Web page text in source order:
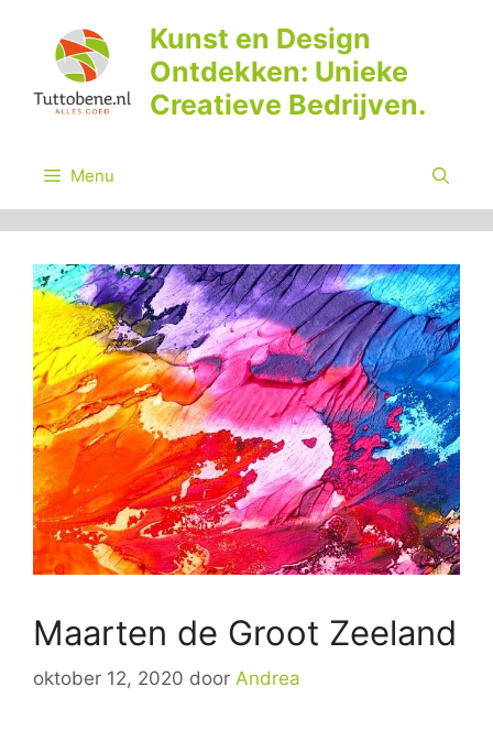
inhoud
Kunst en Design
Ontdekken: Unieke
Creatieve Bedrijven.
Menu
Maarten de Groot Zeeland
oktober 12, 2020 door Andrea